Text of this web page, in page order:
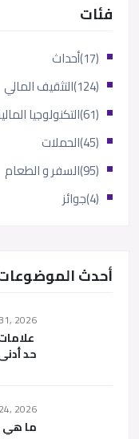
فئات
أحداث
(17)
التثقيف المالي
(124)
التكنولوجيا
(61)
الحملات
(45)
السفر و الطعام
(95)
جوائز (4)
أحدث
2026
حد
2026
ما هي